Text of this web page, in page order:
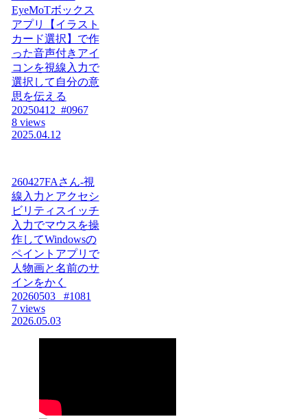
EyeMoTボックス
アプリ【イラスト
カード選択】で作
った音声付きアイ
コンを視線入力で
選択して自分の意
思を伝える
20250412_#0967
8 views
2025.04.12
260427FAさん-視
線入力とアクセシ
ビリティスイッチ
入力でマウスを操
作してWindowsの
ペイントアプリで
人物画と名前のサ
インをかく
20260503_ #1081
7 views
2026.05.03